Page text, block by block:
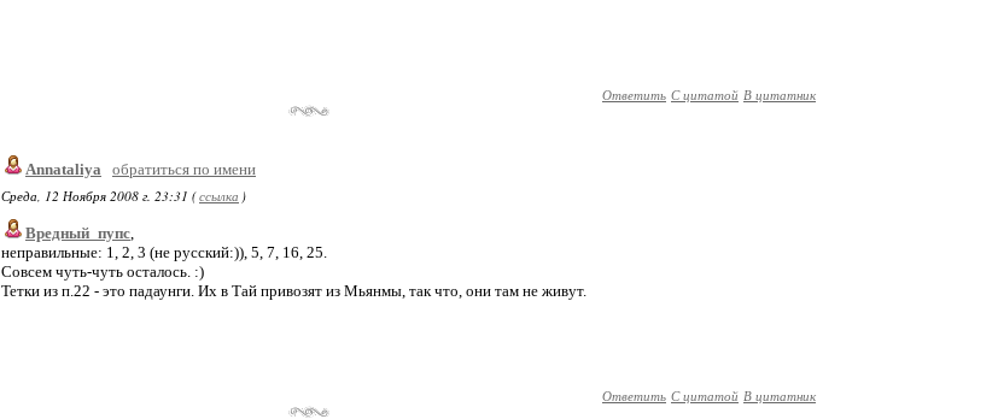
Ответить С цитатой В цитатник
Annataliya
обратиться по имени
Среда, 12 Ноября 2008 г. 23:31 (ссылка )
Вредный_пупс,
неправильные: 1, 2, 3 (не русский:)), 5, 7, 16, 25.
Совсем чуть-чуть осталось. :)
Тетки из п.22 - это падаунги. Их в Тай привозят из Мьянмы, так что, они там не живут.
Ответить С цитатой В цитатник